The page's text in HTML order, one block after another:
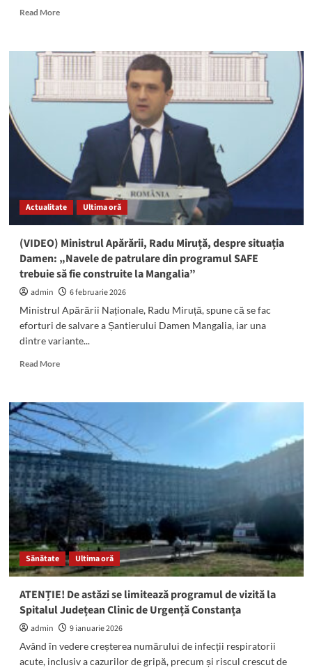
locali
Read MoreRead
Programul
Paști
punctelor
cadrul
Muzeului
de
Istorie
Națională
și
Arheologie
Actualitate Ultima oră
(VIDEO) Ministrul Apărării, Radu Miruță, despre situația
Damen: „Navele de patrulare din programul SAFE
trebuie să fie construite la Mangalia”
admin
6 februarie 2026
Ministrul Apărării Naționale, Radu Miruță, spune că se fac
eforturi de salvare a Șantierului Damen Mangalia, iar una
dintre variante...
Read MoreRead
(VIDEO)
Ministrul
Apărării,
Radu
Miruță,
despre
situația
Damen:
„Navele
de
patrulare
din
programul
SAFE
să
fie
construite
Mangalia”
Sănătate Ultima oră
ATENȚIE! De astăzi se limitează programul de vizită la
Spitalul Județean Clinic de Urgență Constanța
admin
9 ianuarie 2026
Având în vedere creșterea numărului de infecții respiratorii
acute, inclusiv a cazurilor de gripă, precum și riscul crescut de